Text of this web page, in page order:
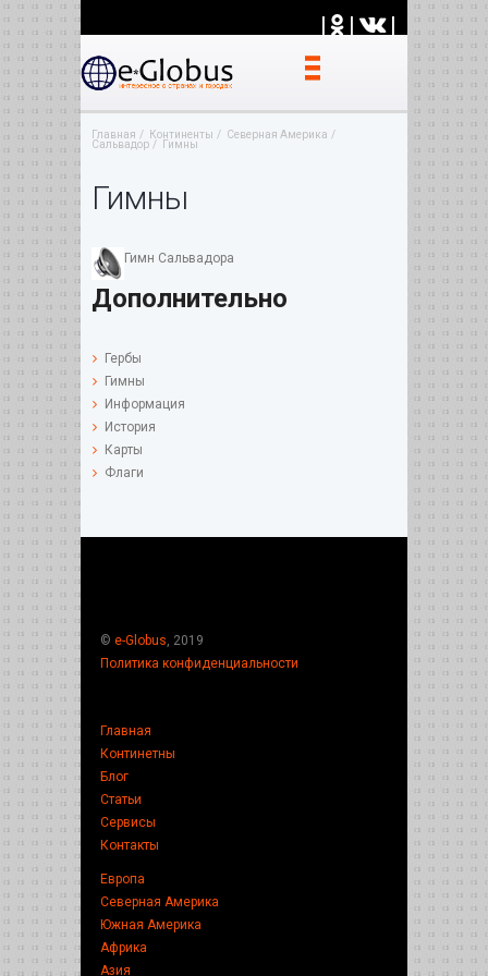
| | |
Главная Континенты
Северная Америка
Сальвадор
Гимны
Гимны
Гимн Сальвадора
Дополнительно
Гербы
Гимны
Информация
История
Карты
Флаги
© e-Globus , 2019
Политика конфиденциальности
Главная
Континетны
Блог
Статьи
Сервисы
Контакты
Европа
Северная Америка
Южная Америка
Африка
Азия